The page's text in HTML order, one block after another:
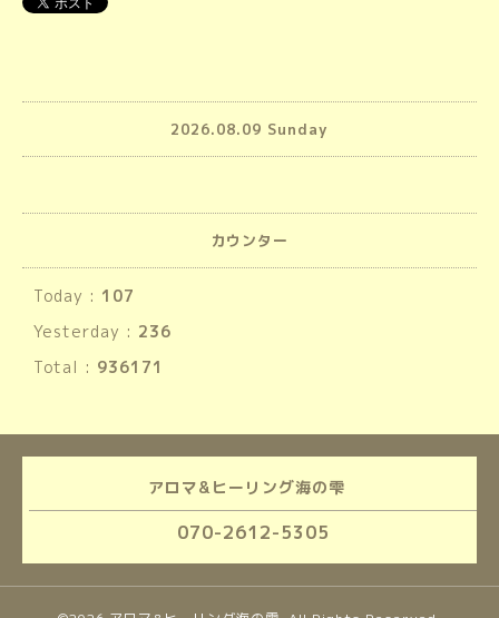
2026.08.09 Sunday
カウンター
Today : 107
Yesterday : 236
Total : 936171
アロマ&ヒーリング海の雫
070-2612-5305